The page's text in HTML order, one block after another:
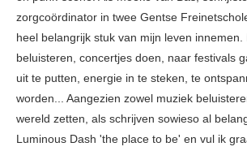
zorgcoördinator in twee Gentse
heel belangrijk stuk van mijn leven innemen.
beluisteren, concertjes doen, naar festivals
uit te putten, energie in te steken, te
worden... Aangezien zowel muziek
wereld zetten, als schrijven sowieso al
Luminous Dash 'the place to be' en vul ik